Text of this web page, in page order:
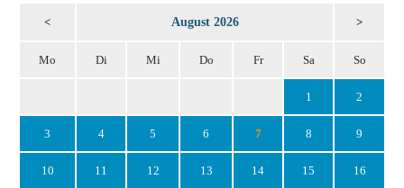
< August 2026 >
Mo Di Mi Do Fr Sa So
1 2
3 4 5 6 7 8 9
10 11 12 13 14 15 16